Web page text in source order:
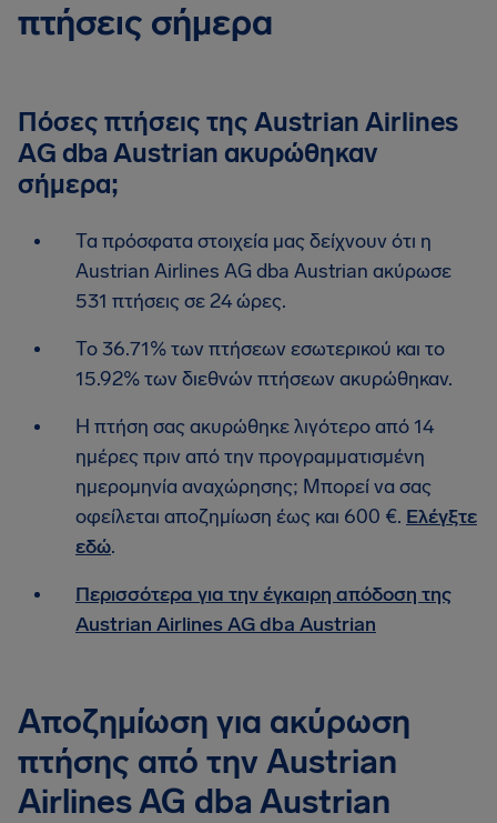
πτήσεις σήμερα
Πόσες πτήσεις της Austrian Airlines
AG dba Austrian ακυρώθηκαν
σήμερα;
Τα πρόσφατα στοιχεία μας δείχνουν ότι η
Austrian Airlines AG dba Austrian ακύρωσε
531 πτήσεις σε 24 ώρες.
Το 36.71% των πτήσεων εσωτερικού και το
15.92% των διεθνών πτήσεων ακυρώθηκαν.
Η πτήση σας ακυρώθηκε λιγότερο από 14
ημέρες πριν από την προγραμματισμένη
ημερομηνία αναχώρησης; Μπορεί να σας
οφείλεται αποζημίωση έως και 600 €. Ελέγξτε
εδώ.
Περισσότερα για την έγκαιρη απόδοση της
Austrian Airlines AG dba Austrian
Αποζημίωση για ακύρωση
πτήσης από την Austrian
Airlines AG dba Austrian